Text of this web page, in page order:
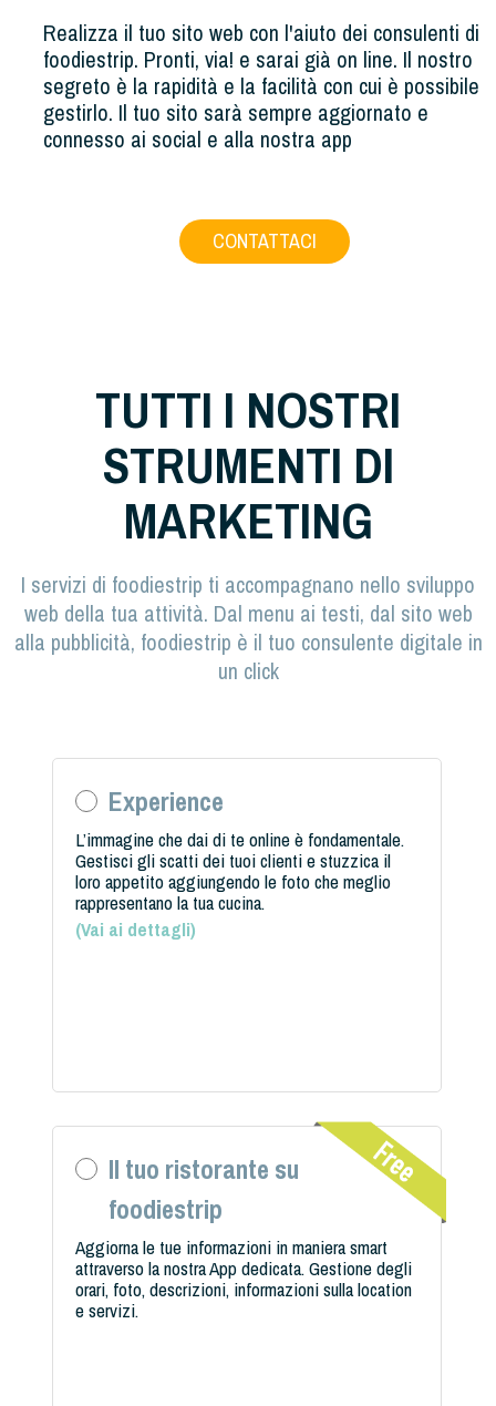
Realizza il tuo sito web con l'aiuto dei consulenti di
foodiestrip. Pronti, via! e sarai già on line. Il nostro
segreto è la rapidità e la facilità con cui è possibile
gestirlo. Il tuo sito sarà sempre aggiornato e
connesso ai social e alla nostra app
CONTATTACI
TUTTI I NOSTRI
STRUMENTI DI
MARKETING
I servizi di foodiestrip ti accompagnano nello sviluppo
web della tua attività. Dal menu ai testi, dal sito web
alla pubblicità, foodiestrip è il tuo consulente digitale in
un click
Experience
L’immagine che dai di te online è fondamentale.
Gestisci gli scatti dei tuoi clienti e stuzzica il
loro appetito aggiungendo le foto che meglio
rappresentano la tua cucina.
(Vai ai dettagli)
Il tuo ristorante su
foodiestrip
Aggiorna le tue informazioni in maniera smart
attraverso la nostra App dedicata. Gestione degli
orari, foto, descrizioni, informazioni sulla location
e servizi.